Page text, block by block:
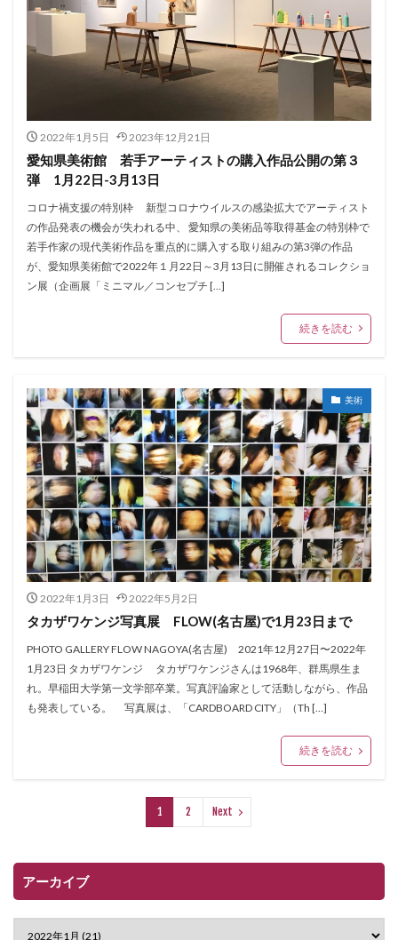
2022年1月5日 2023年12月21日
愛知県美術館 若手アーティストの購入作品公開の第３
弾 1月22日-3月13日
コロナ禍支援の特別枠 新型コロナウイルスの感染拡大でアーティスト
の作品発表の機会が失われる中、 愛知県の美術品等取得基金の特別枠で
若手作家の現代美術作品を重点的に購入する取り組みの第3弾の作品
が、愛知県美術館で2022年１月22日～3月13日に開催されるコレクショ
ン展（企画展「ミニマル／コンセプチ […]
続きを読む
美術
2022年1月3日 2022年5月2日
タカザワケンジ写真展 FLOW(名古屋)で1月23日まで
PHOTO GALLERY FLOW NAGOYA(名古屋) 2021年12月27日〜2022年
1月23日 タカザワケンジ タカザワケンジさんは1968年、群馬県生ま
れ。早稲田大学第一文学部卒業。写真評論家として活動しながら、作品
も発表している。 写真展は、「CARDBOARD CITY」（Th […]
続きを読む
1 2 Next
アーカイブ